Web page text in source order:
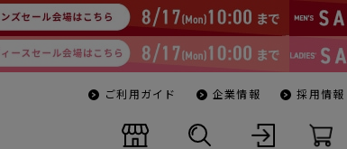
ご利用ガイド 企業情報 採用情報